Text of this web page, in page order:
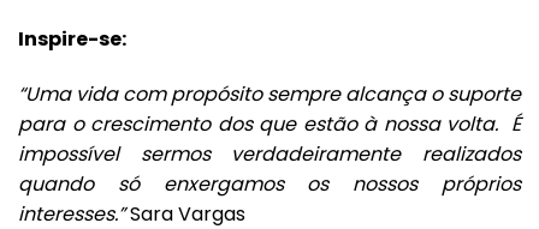
Inspire-se:
“Uma vida com propósito sempre alcança o suporte
para o crescimento dos que estão à nossa volta. É
impossível sermos verdadeiramente realizados
quando só enxergamos os nossos próprios
interesses.”Sara Vargas